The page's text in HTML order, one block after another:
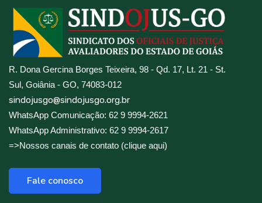
R. Dona Gercina Borges Teixeira, 98 - Qd. 17, Lt. 21 - St.
Sul, Goiânia - GO, 74083-012
sindojusgo@sindojusgo.org.br
WhatsApp Comunicação: 62 9 9994-2621
WhatsApp Administrativo: 62 9 9994-2617
=>Nossos canais de contato (clique aqui)
Fale conosco